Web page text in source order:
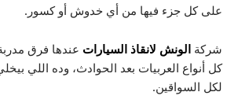
على كل جزء فيها من أي خدوش أو كسور.
شركة الونش لانقاذ السيارات عندها فرق
كل أنواع العربيات بعد الحوادث، وده اللي
لكل السواقين.